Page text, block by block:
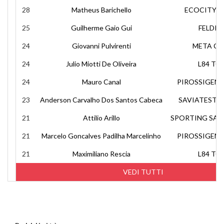
VEDI TUTTI
28 Matheus Barichello ECOCITY
25 Guilherme Gaio Gui FELDI
24 Giovanni Pulvirenti META
24 Julio Miotti De Oliveira L84
24 Mauro Canal
23 Anderson Carvalho Dos Santos Cabeca
21 Attilio Arillo SPORTING
21 Marcelo Goncalves Padilha Marcelinho
21 Maximiliano Rescia L84